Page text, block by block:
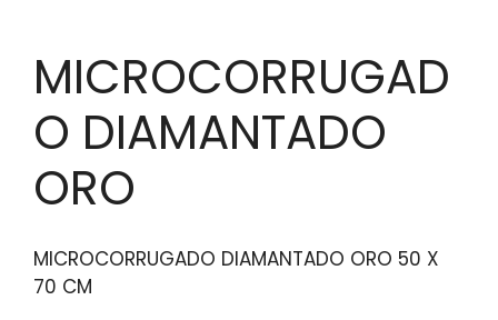
MICROCORRUGAD
O DIAMANTADO
ORO
MICROCORRUGADO DIAMANTADO ORO 50 X
70 CM